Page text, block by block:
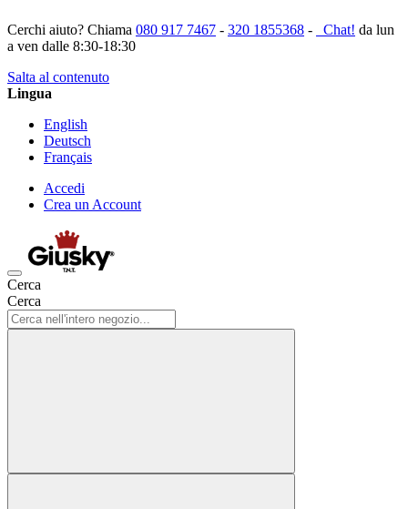
Cerchi aiuto? Chiama 080 917 7467 - 320 1855368 - Chat! da lun
a ven dalle 8:30-18:30
Salta al contenuto
Lingua
English
Deutsch
Français
Accedi
Crea un Account
Cerca
Cerca